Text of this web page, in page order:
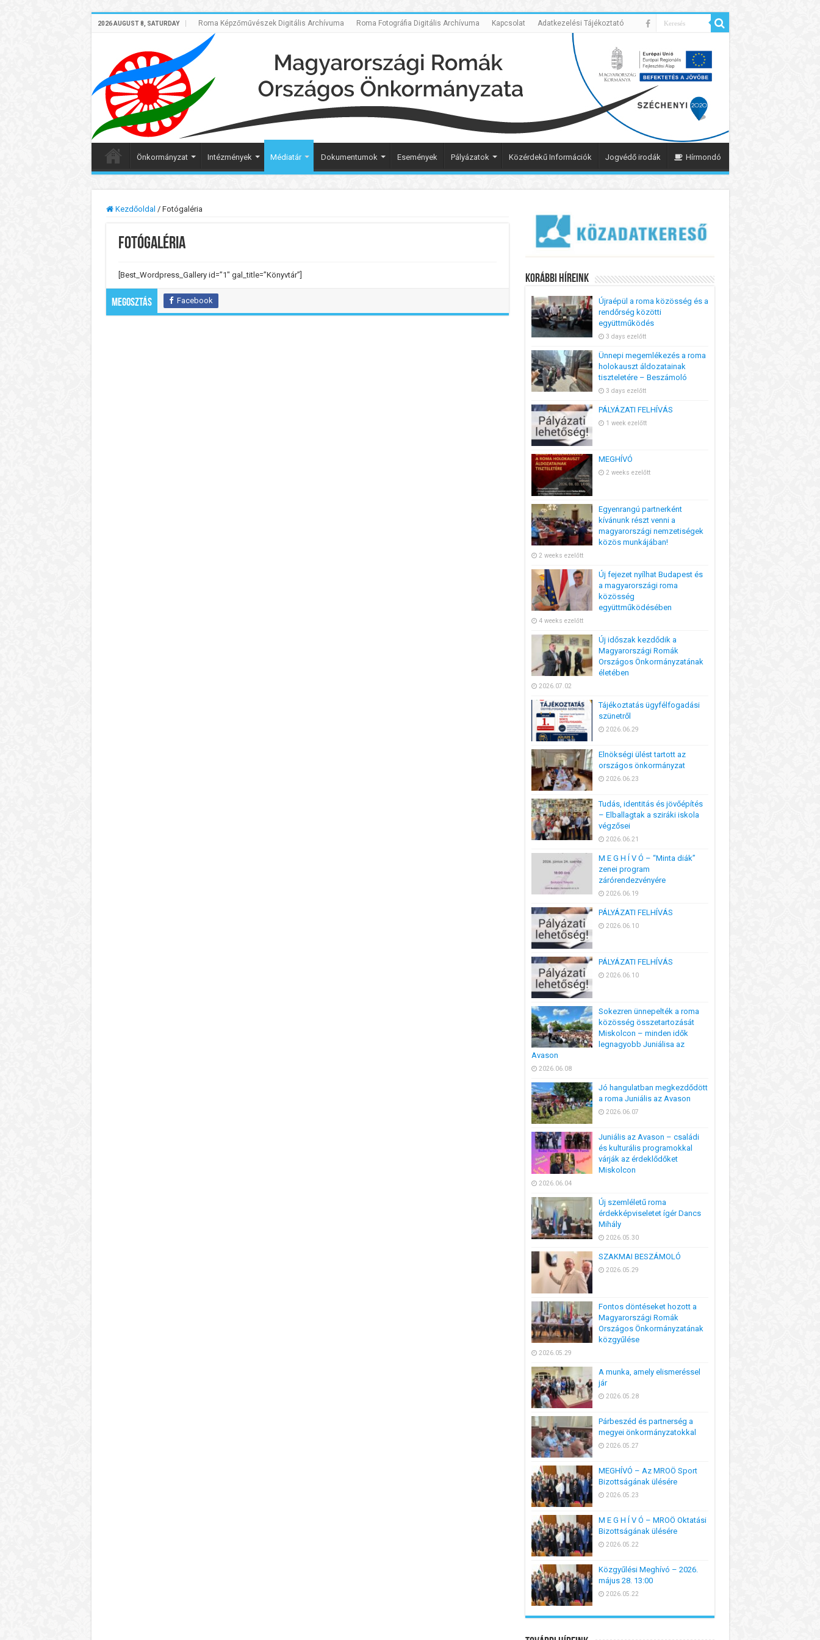
2026 AUGUST 8, SATURDAY Roma Képzőművészek Digitális Archívuma Roma Fotográfia Digitális Archívuma Kapcsolat Adatkezelési Tájékoztató
Önkormányzat Intézmények Médiatár Dokumentumok Események Pályázatok Közérdekű Információk Jogvédő irodák Hírmondó
Kezdőoldal / Fotógaléria
Fotógaléria
[Best_Wordpress_Gallery id=”1″ gal_title=”Könyvtár”]
Megosztás Facebook
Korábbi Híreink
Újraépül a roma közösség és a
rendőrség közötti
együttműködés
3 days ezelőtt
Ünnepi megemlékezés a roma
holokauszt áldozatainak
tiszteletére – Beszámoló
3 days ezelőtt
PÁLYÁZATI FELHÍVÁS
1 week ezelőtt
MEGHÍVÓ
2 weeks ezelőtt
Egyenrangú partnerként
kívánunk részt venni a
magyarországi nemzetiségek
közös munkájában!
2 weeks ezelőtt
Új fejezet nyílhat Budapest és
a magyarországi roma
közösség
együttműködésében
4 weeks ezelőtt
Új időszak kezdődik a
Magyarországi Romák
Országos Önkormányzatának
életében
2026.07.02
Tájékoztatás ügyfélfogadási
szünetről
2026.06.29
Elnökségi ülést tartott az
országos önkormányzat
2026.06.23
Tudás, identitás és jövőépítés
– Elballagtak a sziráki iskola
végzősei
2026.06.21
M E G H Í V Ó – “Minta diák”
zenei program
zárórendezvényére
2026.06.19
PÁLYÁZATI FELHÍVÁS
2026.06.10
PÁLYÁZATI FELHÍVÁS
2026.06.10
Sokezren ünnepelték a roma
közösség összetartozását
Miskolcon – minden idők
legnagyobb Juniálisa az
Avason
2026.06.08
Jó hangulatban megkezdődött
a roma Juniális az Avason
2026.06.07
Juniális az Avason – családi
és kulturális programokkal
várják az érdeklődőket
Miskolcon
2026.06.04
Új szemléletű roma
érdekképviseletet ígér Dancs
Mihály
2026.05.30
SZAKMAI BESZÁMOLÓ
2026.05.29
Fontos döntéseket hozott a
Magyarországi Romák
Országos Önkormányzatának
közgyűlése
2026.05.29
A munka, amely elismeréssel
jár
2026.05.28
Párbeszéd és partnerség a
megyei önkormányzatokkal
2026.05.27
MEGHÍVÓ – Az MROÖ Sport
Bizottságának ülésére
2026.05.23
M E G H Í V Ó – MROÖ Oktatási
Bizottságának ülésére
2026.05.22
Közgyűlési Meghívó – 2026.
május 28. 13:00
2026.05.22